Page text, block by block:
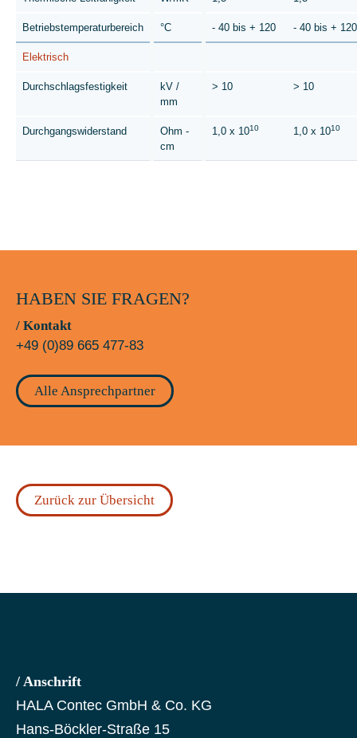
Betriebstemperaturbereich °C - 40 bis + 120 - 40 bis + 120
Elektrisch
Durchschlagsfestigkeit
kV /
mm
> 10 > 10
Durchgangswiderstand
Ohm -
cm
1,0 x 1010 1,0 x 1010
HABEN SIE FRAGEN?
/ Kontakt
+49 (0)89 665 477-83
Alle Ansprechpartner
Zurück zur Übersicht
/ Anschrift
HALA Contec GmbH & Co. KG
Hans-Böckler-Straße 15